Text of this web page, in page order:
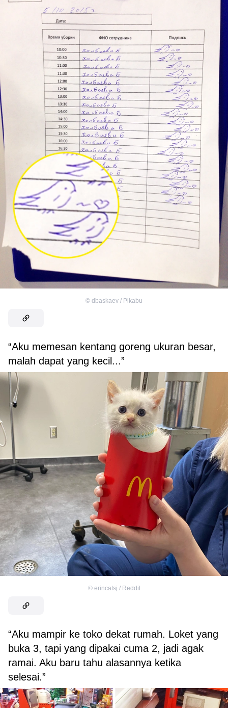
© dbaskaev / Pikabu
“Aku memesan kentang goreng ukuran besar,
malah dapat yang kecil...”
© erincatsj / Reddit
“Aku mampir ke toko dekat rumah. Loket yang
buka 3, tapi yang dipakai cuma 2, jadi agak
ramai. Aku baru tahu alasannya ketika
selesai.”